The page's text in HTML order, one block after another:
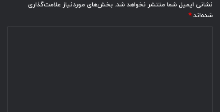
نشانی ایمیل شما منتشر نخواهد شد. بخش‌های موردنیاز علامت‌گذاری
شده‌اند *